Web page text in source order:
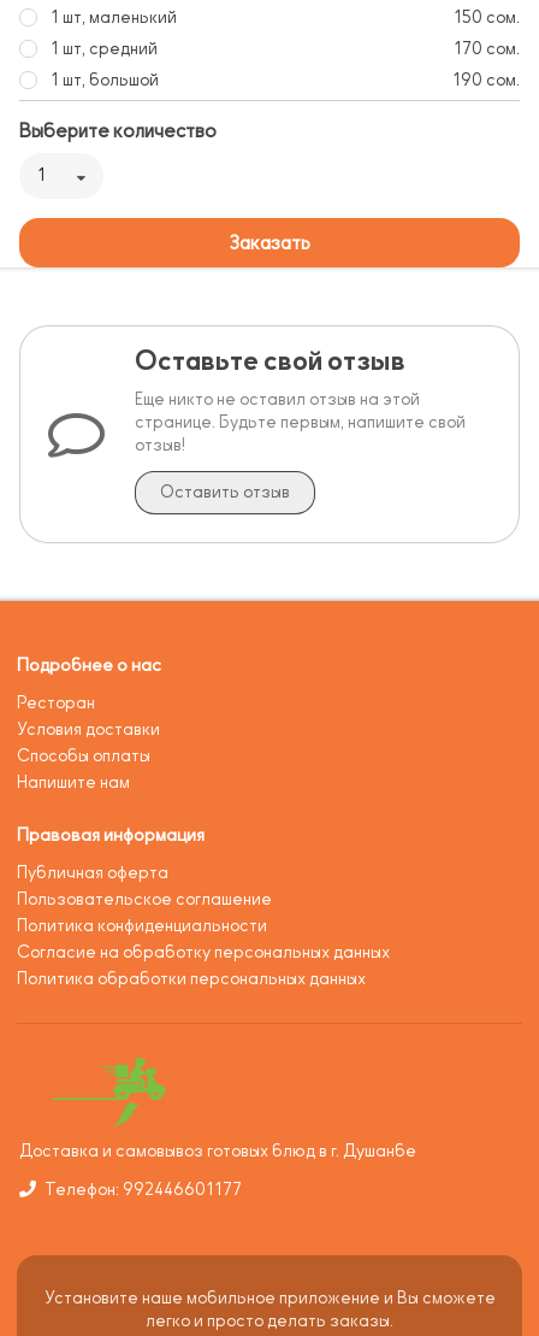
1 шт, маленький
150 сом.
1 шт, средний
170 сом.
1 шт, большой
190 сом.
Выберите количество
1
Заказать
Оставьте свой отзыв
Еще никто не оставил отзыв на этой
странице. Будьте первым, напишите свой
отзыв!
Оставить отзыв
Подробнее о нас
Ресторан
Условия доставки
Способы оплаты
Напишите нам
Правовая информация
Публичная оферта
Пользовательское соглашение
Политика конфиденциальности
Согласие на обработку персональных данных
Политика обработки персональных данных
Доставка и самовывоз готовых блюд в г. Душанбе
Телефон: 992446601177
Установите наше мобильное приложение и Вы сможете
легко и просто делать заказы.